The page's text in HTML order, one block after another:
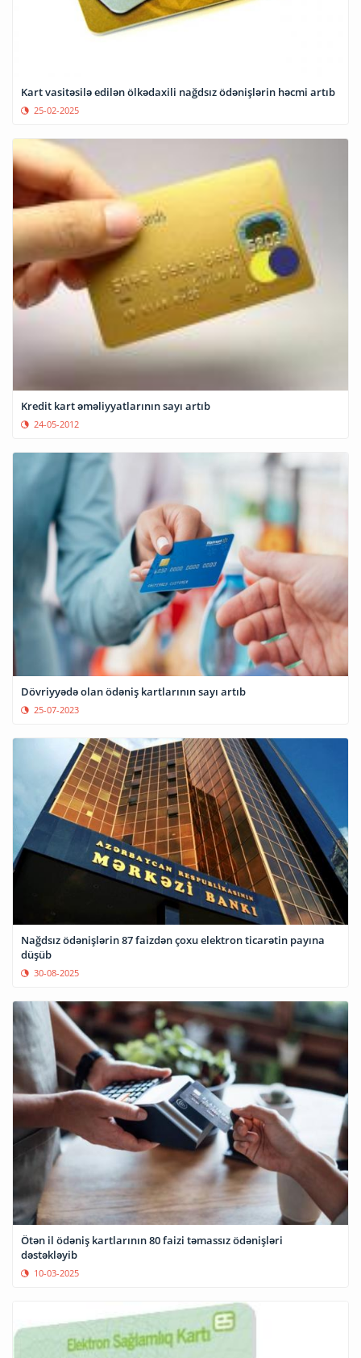
Kart vasitəsilə edilən ölkədaxili nağdsız ödənişlərin həcmi artıb
25-02-2025
Kredit kart əməliyyatlarının sayı artıb
24-05-2012
Dövriyyədə olan ödəniş kartlarının sayı artıb
25-07-2023
Nağdsız ödənişlərin 87 faizdən çoxu elektron ticarətin payına
düşüb
30-08-2025
Ötən il ödəniş kartlarının 80 faizi təmassız ödənişləri
dəstəkləyib
10-03-2025